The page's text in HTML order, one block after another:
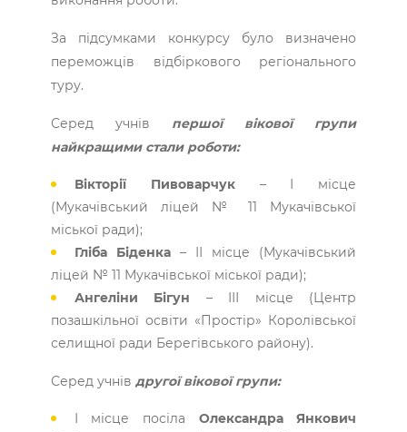
За підсумками конкурсу було визначено
переможців відбіркового регіонального
туру.
Серед учнів першої вікової групи
найкращими стали роботи:
Вікторії Пивоварчук– І місце
(Мукачівський ліцей № 11 Мукачівської
міської ради);
Гліба Біденка– ІІ місце (Мукачівський
ліцей № 11 Мукачівської міської ради);
Ангеліни Бігун – ІІІ місце (Центр
позашкільної освіти «Простір» Королівської
селищної ради Берегівського району).
Серед учнів другої вікової групи:
І місце посіла Олександра Янкович